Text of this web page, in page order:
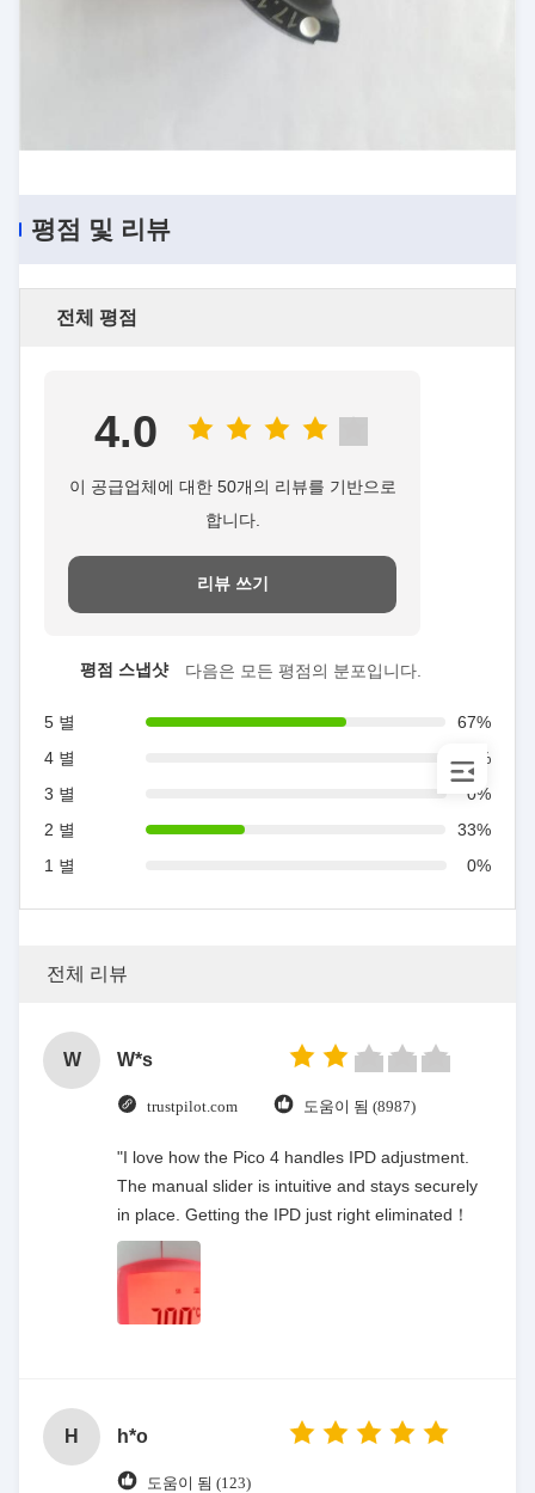
평점 및 리뷰
전체 평점
4.0
이 공급업체에 대한 50개의 리뷰를 기반으로
합니다.
리뷰 쓰기
평점 스냅샷 다음은 모든 평점의 분포입니다.
5 별
67%
4 별
0%
3 별
0%
2 별
33%
1 별
0%
전체 리뷰
W W*s
trustpilot.com 도움이 됨 (8987)
"I love how the Pico 4 handles IPD adjustment.
The manual slider is intuitive and stays securely
in place. Getting the IPD just right eliminated！
H h*o
도움이 됨 (123)